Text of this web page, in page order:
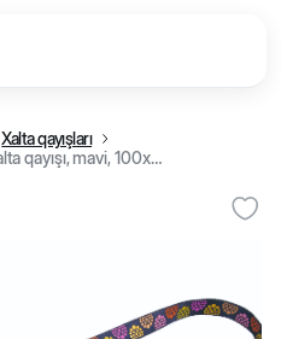
Xalta qayışları
Beeztees Karlie it üçün neylon xalta qayışı, mavi, 100x2 cm